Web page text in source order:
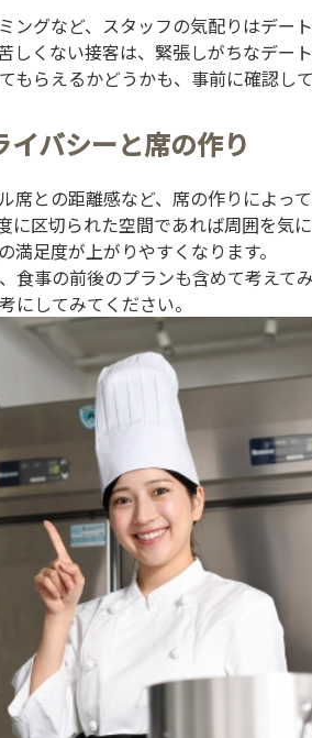
ングなど、スタッフの気配りはデー
くない接客は、緊張しがちなデー
らえるかどうかも、事前に確認して
イバシーと席の作り
席との距離感など、席の作りによっ
に区切られた空間であれば周囲を気
足度が上がりやすくなります。
事の前後のプランも含めて考えてみ
にしてみてください。